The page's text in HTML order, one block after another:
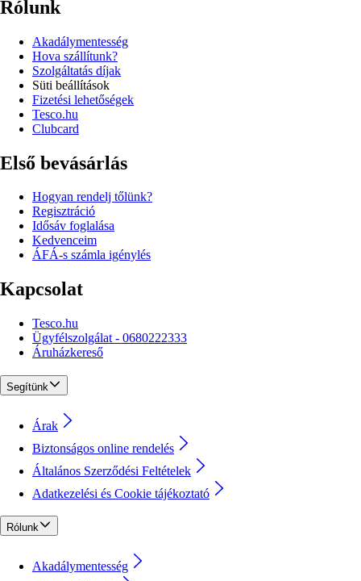
Rólunk
Akadálymentesség
Hova szállítunk?
Szolgáltatás díjak
Süti beállítások
Fizetési lehetőségek
Tesco.hu
Clubcard
Első bevásárlás
Hogyan rendelj tőlünk?
Regisztráció
Idősáv foglalása
Kedvenceim
ÁFÁ-s számla igénylés
Kapcsolat
Tesco.hu
Ügyfélszolgálat - 0680222333
Áruházkereső
Segítünk
Árak
Biztonságos online rendelés
Általános Szerződési Feltételek
Adatkezelési és Cookie tájékoztató
Rólunk
Akadálymentesség